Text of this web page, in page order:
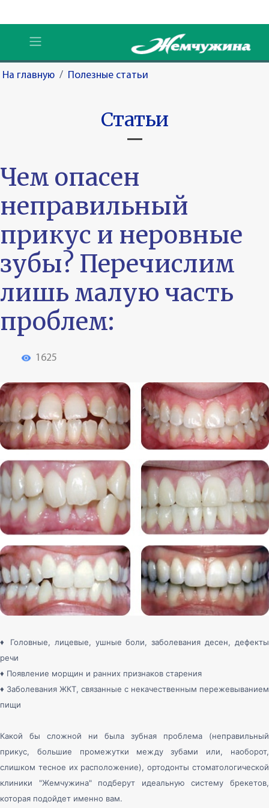
На главную / Полезные статьи
Статьи
Чем опасен
неправильный
прикус и неровные
зубы? Перечислим
лишь малую часть
проблем:
1625
♦ Головные, лицевые, ушные боли, заболевания десен, дефекты
речи
♦ Появление морщин и ранних признаков старения
♦ Заболевания ЖКТ, связанные с некачественным пережевыванием
пищи
Какой бы сложной ни была зубная проблема (неправильный
прикус, большие промежутки между зубами или, наоборот,
слишком тесное их расположение), ортодонты стоматологической
клиники "Жемчужина" подберут идеальную систему брекетов,
которая подойдет именно вам.